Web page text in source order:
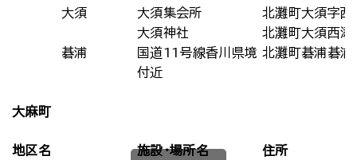
大須
大須集会所
北灘町大須字
大須神社
北灘町大須西
碁浦
国道11号線香川県境
付近
北灘町碁浦碁
大麻町
地区名 施設・場所名
住所